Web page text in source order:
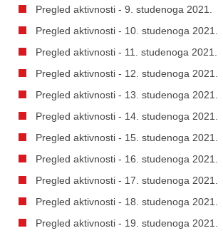
Pregled aktivnosti - 9. studenoga 2021.
Pregled aktivnosti - 10. studenoga 2021.
Pregled aktivnosti - 11. studenoga 2021.
Pregled aktivnosti - 12. studenoga 2021.
Pregled aktivnosti - 13. studenoga 2021.
Pregled aktivnosti - 14. studenoga 2021.
Pregled aktivnosti - 15. studenoga 2021.
Pregled aktivnosti - 16. studenoga 2021.
Pregled aktivnosti - 17. studenoga 2021.
Pregled aktivnosti - 18. studenoga 2021.
Pregled aktivnosti - 19. studenoga 2021.